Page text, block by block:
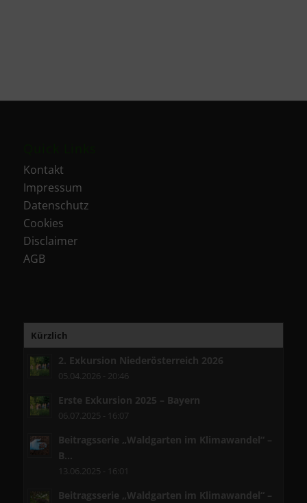
Kontakt
Impressum
Datenschutz
Cookies
Disclaimer
AGB
Kürzlich
2. Exkursion Niederösterreich 2026
05.04.2026 - 20:46
Erste Exkursion 2025 – Bayern
06.07.2025 - 16:07
Beitragsserie „Waldgarten im Klimawandel“ –
B...
13.06.2025 - 16:01
Beitragsserie „Waldgarten im Klimawandel“ –